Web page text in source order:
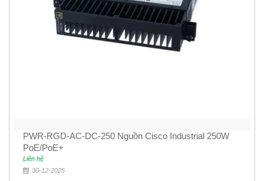
PWR-RGD-AC-DC-250 Nguồn Cisco Industrial 250W
PoE/PoE+
Liên hệ
30-12-2025